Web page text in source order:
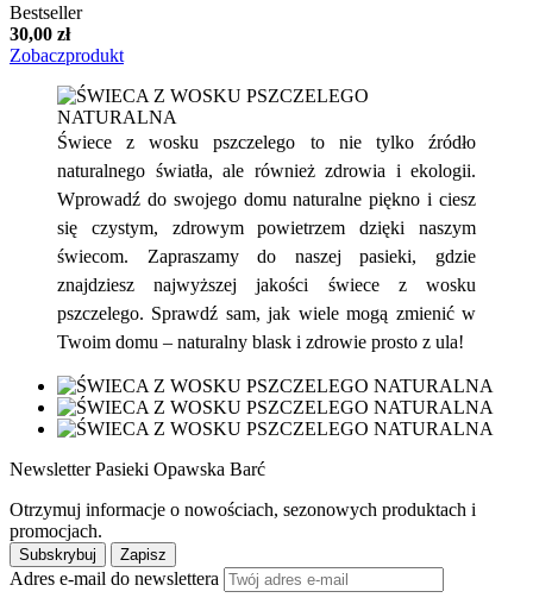
Bestseller
30,00 zł
Zobaczprodukt
Świece z wosku pszczelego to nie tylko źródło
naturalnego światła, ale również zdrowia i ekologii.
Wprowadź do swojego domu naturalne piękno i ciesz
się czystym, zdrowym powietrzem dzięki naszym
świecom. Zapraszamy do naszej pasieki, gdzie
znajdziesz najwyższej jakości świece z wosku
pszczelego. Sprawdź sam, jak wiele mogą zmienić w
Twoim domu – naturalny blask i zdrowie prosto z ula!
Newsletter Pasieki Opawska Barć
Otrzymuj informacje o nowościach, sezonowych produktach i
promocjach.
Adres e-mail do newslettera